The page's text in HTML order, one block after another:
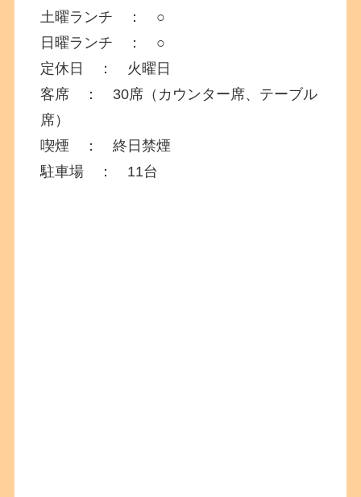
土曜ランチ ： ○
日曜ランチ ： ○
定休日 ： 火曜日
客席 ： 30席（カウンター席、テーブル
席）
喫煙 ： 終日禁煙
駐車場 ： 11台